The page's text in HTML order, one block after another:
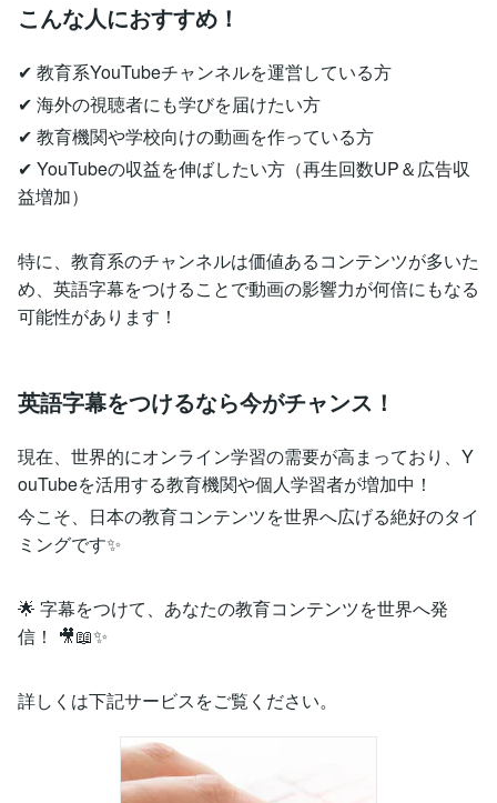
こんな人におすすめ！
✔ 教育系YouTubeチャンネルを運営している方
✔ 海外の視聴者にも学びを届けたい方
✔ 教育機関や学校向けの動画を作っている方
✔ YouTubeの収益を伸ばしたい方（再生回数UP＆広告収
益増加）
特に、教育系のチャンネルは価値あるコンテンツが多いた
め、英語字幕をつけることで動画の影響力が何倍にもなる
可能性があります！
英語字幕をつけるなら今がチャンス！
現在、世界的にオンライン学習の需要が高まっており、Y
ouTubeを活用する教育機関や個人学習者が増加中！
今こそ、日本の教育コンテンツを世界へ広げる絶好のタイ
ミングです✨
🌟 字幕をつけて、あなたの教育コンテンツを世界へ発
信！ 🎥📖✨
詳しくは下記サービスをご覧ください。